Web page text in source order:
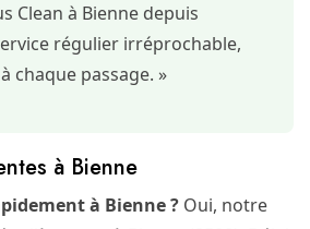
Clean à Bienne depuis
régulier irréprochable,
chaque passage. »
à Bienne
à Bienne ? Oui, notre